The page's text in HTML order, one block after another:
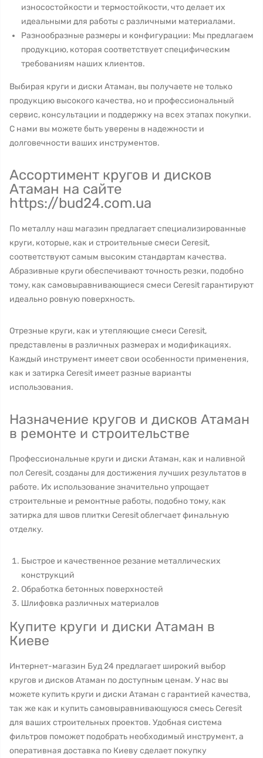
износостойкости и термостойкости, что делает их
идеальными для работы с различными материалами.
Разнообразные размеры и конфигурации: Мы предлагаем
продукцию, которая соответствует специфическим
требованиям наших клиентов.
Выбирая круги и диски Атаман, вы получаете не только
продукцию высокого качества, но и профессиональный
сервис, консультации и поддержку на всех этапах покупки.
С нами вы можете быть уверены в надежности и
долговечности ваших инструментов.
Ассортимент кругов и дисков
Атаман на сайте
https://bud24.com.ua
По металлу наш магазин предлагает специализированные
круги, которые, как и строительные смеси Ceresit,
соответствуют самым высоким стандартам качества.
Абразивные круги обеспечивают точность резки, подобно
тому, как самовыравнивающиеся смеси Ceresit гарантируют
идеально ровную поверхность.
Отрезные круги, как и утепляющие смеси Ceresit,
представлены в различных размерах и модификациях.
Каждый инструмент имеет свои особенности применения,
как и затирка Ceresit имеет разные варианты
использования.
Назначение кругов и дисков Атаман
в ремонте и строительстве
Профессиональные круги и диски Атаман, как и наливной
пол Ceresit, созданы для достижения лучших результатов в
работе. Их использование значительно упрощает
строительные и ремонтные работы, подобно тому, как
затирка для швов плитки Ceresit облегчает финальную
отделку.
Быстрое и качественное резание металлических
конструкций
Обработка бетонных поверхностей
Шлифовка различных материалов
Купите круги и диски Атаман в
Киеве
Интернет-магазин Буд 24 предлагает широкий выбор
кругов и дисков Атаман по доступным ценам. У нас вы
можете купить круги и диски Атаман с гарантией качества,
так же как и купить самовыравнивающуюся смесь Ceresit
для ваших строительных проектов. Удобная система
фильтров поможет подобрать необходимый инструмент, а
оперативная доставка по Киеву сделает покупку